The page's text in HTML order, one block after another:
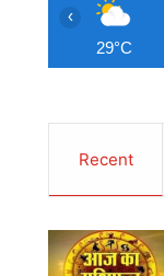
29°C
‹
Recent